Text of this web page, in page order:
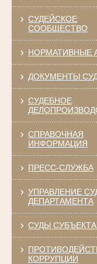
СУДЕЙСКОЕ
СООБЩЕСТВО
НОРМАТИВНЫЕ
ДОКУМЕНТЫ
СУДЕБНОЕ
СПРАВОЧНАЯ
ИНФОРМАЦИЯ
ПРЕСС-СЛУЖБА
УПРАВЛЕНИЕ
ДЕПАРТАМЕНТА
СУДЫ
КОРРУПЦИИ